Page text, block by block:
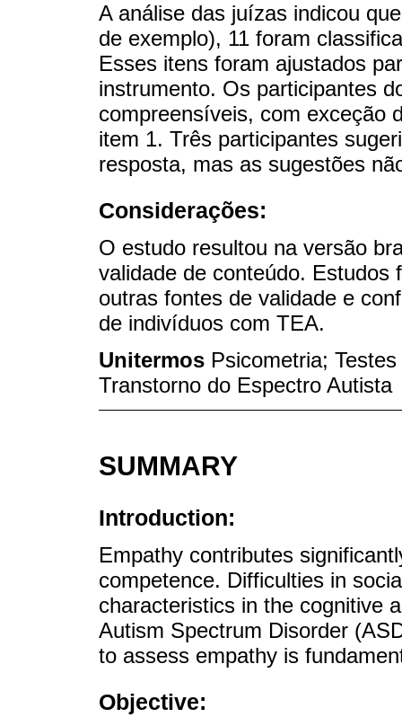
A análise das juízas indicou
de exemplo), 11 foram
Esses itens foram ajustados
instrumento. Os participantes
compreensíveis, com exceção
item 1. Três participantes
resposta, mas as sugestões
Considerações:
O estudo resultou na versão
validade de conteúdo. Estudos
outras fontes de validade e
de indivíduos com TEA.
Unitermos Psicometria;
Transtorno do Espectro Autista
SUMMARY
Introduction:
Empathy contributes
competence. Difficulties in
characteristics in the cognitive
Autism Spectrum Disorder
to assess empathy is
Objective: